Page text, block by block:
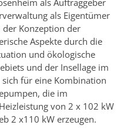
als Auftraggeber
als Eigentümer
der Konzeption der
Aspekte durch die
und ökologische
und der Insellage im
für eine Kombination
die im
von 2 x 102 kW
2 x110 kW erzeugen.